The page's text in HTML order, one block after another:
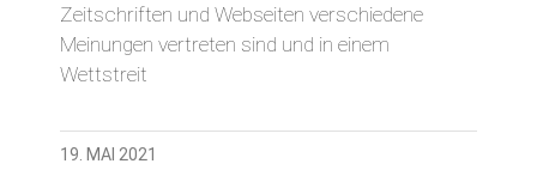
Zeitschriften und Webseiten verschiedene
Meinungen vertreten sind und in einem
Wettstreit
19. MAI 2021